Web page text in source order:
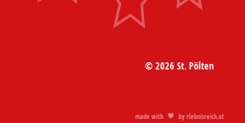
© 2026 St. Pölten
made with by rlebnisreich.at